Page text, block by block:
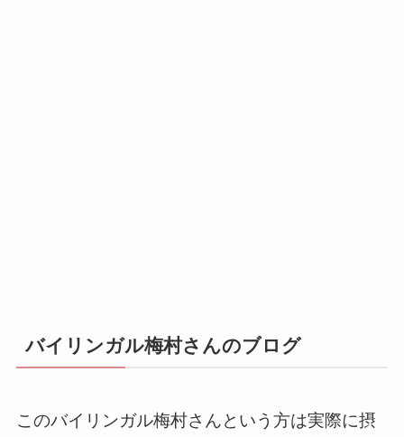
バイリンガル梅村さんのブログ
このバイリンガル梅村さんという方は実際に摂